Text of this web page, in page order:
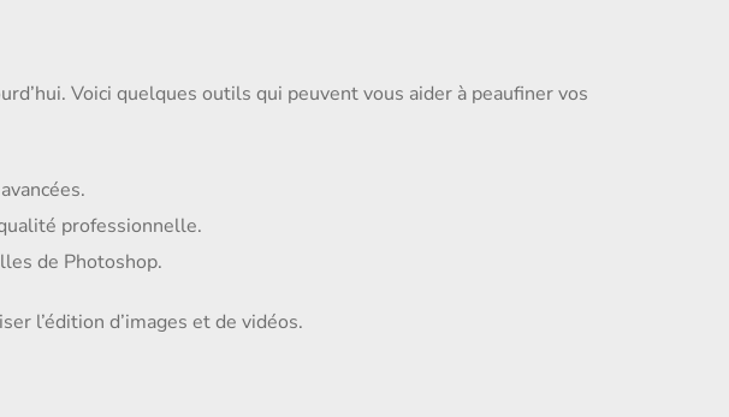
Voici quelques outils qui peuvent vous aider à peaufiner vos
professionnelle.
de Photoshop.
l’édition d’images et de vidéos.